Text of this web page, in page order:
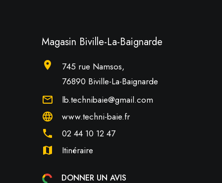
Magasin Biville-La-Baignarde
location_on
745 rue Namsos,
76890 Biville-La-Baignarde
mail_outline
lb.technibaie@gmail.com
language
www.techni-baie.fr
phone
02 44 10 12 47
map
Itinéraire
DONNER UN AVIS